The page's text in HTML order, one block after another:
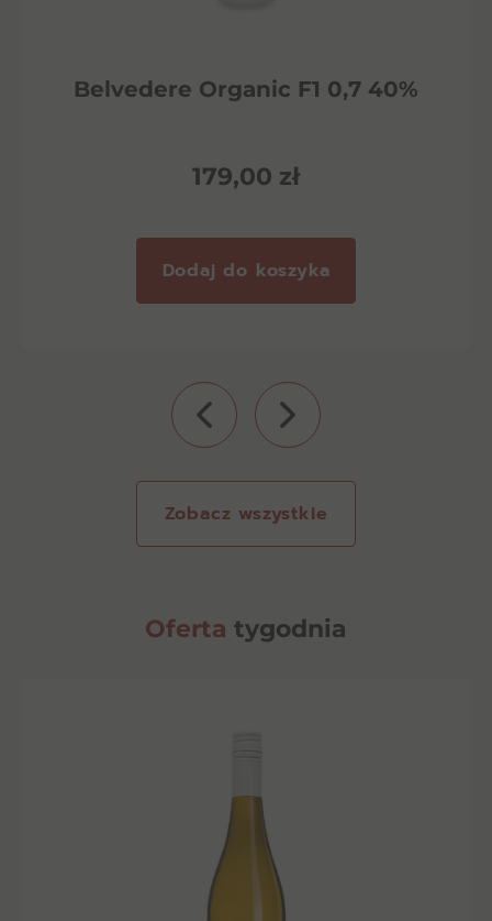
Belvedere Organic F1 0,7 40%
179,00 zł
Dodaj do koszyka
Zobacz wszystkie
Oferta tygodnia